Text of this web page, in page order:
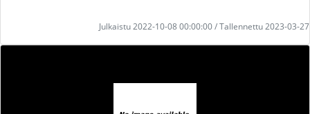
Julkaistu 2022-10-08 00:00:00 / Tallennettu 2023-03-27